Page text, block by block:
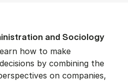
and So­ci­ology
how to make
by combining the
on companies,